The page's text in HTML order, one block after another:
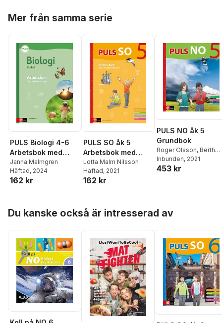
Mer från samma serie
PULS Biologi 4-6
Arbetsbok med
elevwebb, fjärde
upplagan
Janna Malmgren
Häftad, 2024
162 kr
PULS SO åk 5
Arbetsbok med
elevwebb
Lotta Malm Nilsson
Häftad, 2021
162 kr
PULS NO åk 5
Grundbok
Roger Olsson, Berth
Belfrage,Staffan
Sjöberg,
Inbunden, 2021
453 kr
Du kanske också är intresserad av